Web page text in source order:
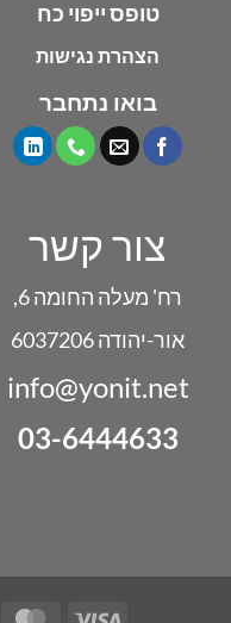
טופס ייפוי כח
הצהרת נגישות
בואו נתחבר
צור קשר
רח' מעלה החומה 6,
אור-יהודה 6037206
info@yonit.net
03-6444633
Visa